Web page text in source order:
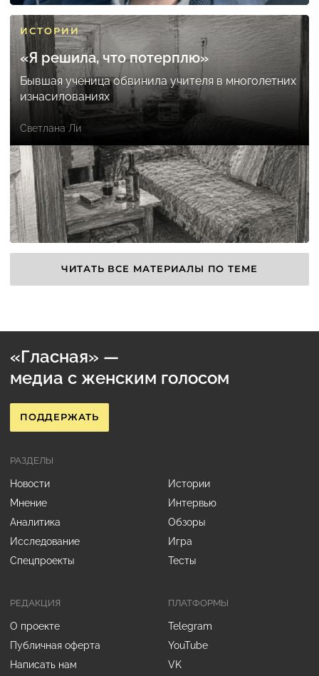
ИСТОРИИ
«Я решила, что потерплю»
Бывшая ученица обвинила учителя в многолетних
изнасилованиях
Светлана Ли
ЧИТАТЬ ВСЕ МАТЕРИАЛЫ ПО ТЕМЕ
«Гласная» —
медиа с женским голосом
ПОДДЕРЖАТЬ
РЕДАКЦИЯ
О проекте
Публичная оферта
Написать нам
РАЗДЕЛЫ
Новости
Истории
Мнение
Интервью
Аналитика
Обзоры
Исследование
Игра
Спецпроекты
Тесты
ПЛАТФОРМЫ
Telegram
YouTube
VK